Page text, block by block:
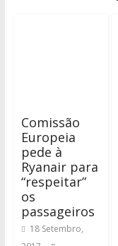
Comissão
Europeia
pede à
Ryanair para
“respeitar”
os
passageiros
18 Setembro,